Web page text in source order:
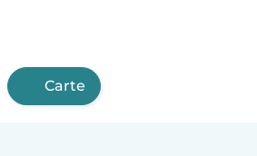
Carte